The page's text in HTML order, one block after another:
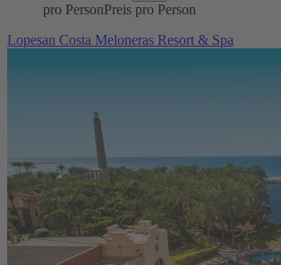
pro PersonPreis pro Person
Lopesan Costa Meloneras Resort & Spa